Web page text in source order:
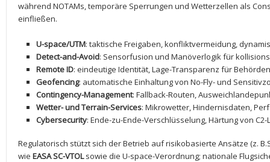
während ⁣NOTAMs, temporäre Sperrungen und Wetterzellen als
einfließen.
U-space/UTM: taktische Freigaben, konfliktvermeidung,
Detect-and-Avoid: Sensorfusion und‌ Manöverlogik für⁢
Remote ID: eindeutige ‌Identität, Lage-Transparenz für⁤ Behörden
Geofencing: automatische Einhaltung von No-Fly- und
Contingency-Management: Fallback-Routen,
Wetter- und Terrain-Services: Mikrowetter, Hindernisdaten,
Cybersecurity: Ende-zu-Ende-Verschlüsselung, Härtung von C2-
Regulatorisch ‍stützt‍ sich der Betrieb auf risikobasierte Ansätze (z.
wie EASA SC-VTOLsowie die U-space-Verordnung; nationale